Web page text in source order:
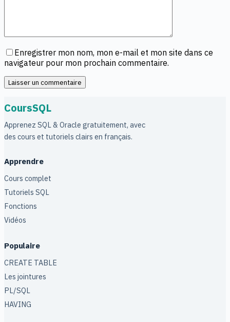
Enregistrer mon nom, mon e-mail et mon site dans ce
navigateur pour mon prochain commentaire.
Laisser un commentaire
CoursSQL
Apprenez SQL & Oracle gratuitement, avec
des cours et tutoriels clairs en français.
Apprendre
Cours complet
Tutoriels SQL
Fonctions
Vidéos
Populaire
CREATE TABLE
Les jointures
PL/SQL
HAVING